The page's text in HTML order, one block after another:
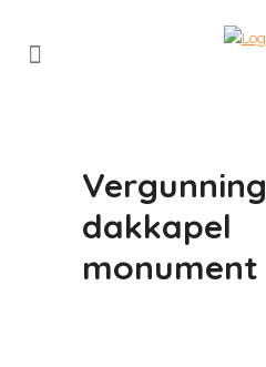
Vergunning
dakkapel
monument